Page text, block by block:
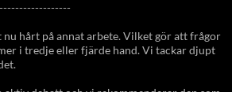
hårt på annat arbete. Vilket gör att frågor
i tredje eller fjärde hand. Vi tackar djupt